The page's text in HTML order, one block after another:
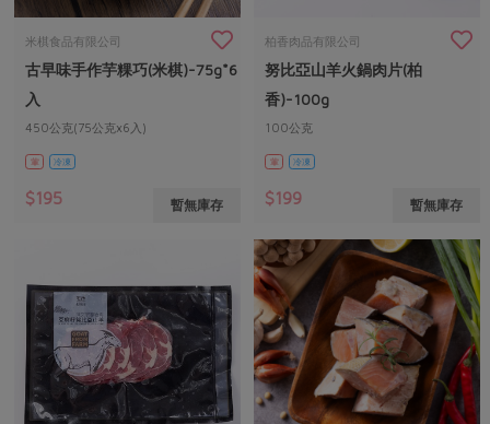
米棋食品有限公司
古早味手作芋粿巧(米棋)-75g*6
入
450公克(75公克x6入)
葷 冷凍
$195 暫無庫存
柏香肉品有限公司
努比亞山羊火鍋肉片(柏
香)-100g
100公克
葷 冷凍
$199 暫無庫存